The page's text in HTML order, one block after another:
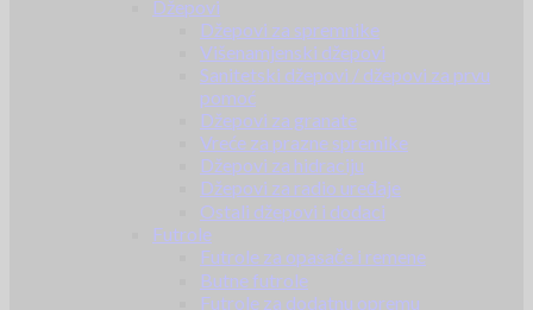
Džepovi
Džepovi za spremnike
Višenamjenski džepovi
Sanitetski džepovi / džepovi za prvu
pomoć
Džepovi za granate
Vreće za prazne spremike
Džepovi za hidraciju
Džepovi za radio uređaje
Ostali džepovi i dodaci
Futrole
Futrole za opasače i remene
Butne futrole
Futrole za dodatnu opremu